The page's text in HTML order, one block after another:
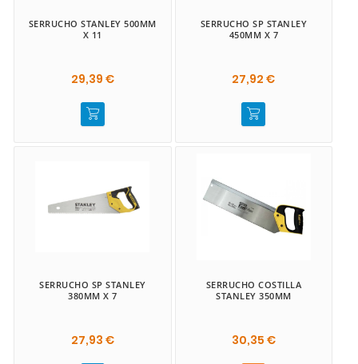
SERRUCHO STANLEY 500MM
X 11
29,39 €
SERRUCHO SP STANLEY
450MM X 7
27,92 €
SERRUCHO SP STANLEY
380MM X 7
27,93 €
SERRUCHO COSTILLA
STANLEY 350MM
30,35 €